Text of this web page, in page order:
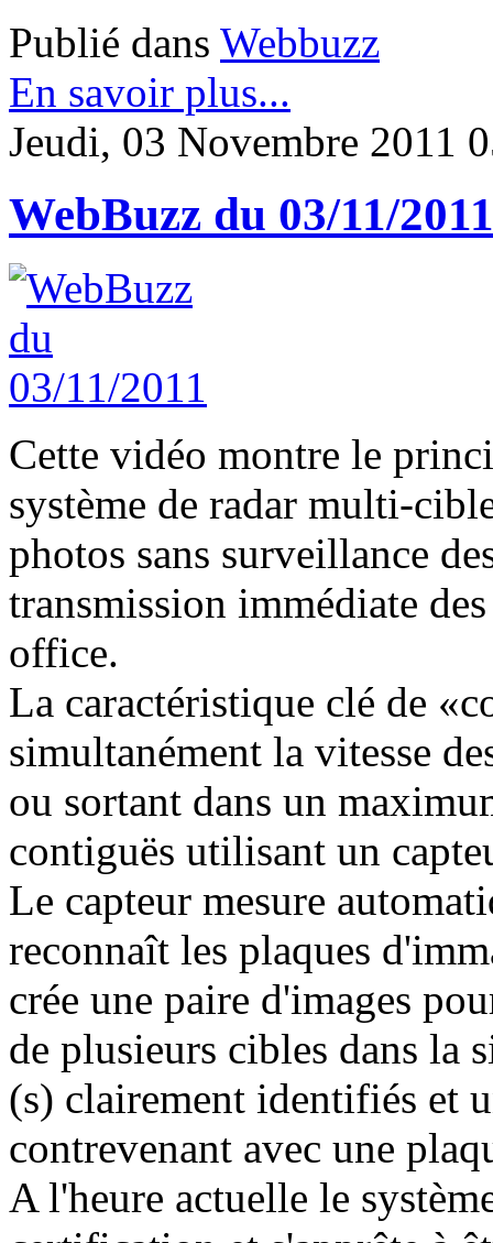
Publié dans Webbuzz
En savoir plus...
Jeudi, 03 Novembre 2011
WebBuzz du 03/11/2011
Cette vidéo montre le
système de radar multi-
photos sans surveillance
transmission immédiate
office.
La caractéristique clé de
simultanément la vitesse
ou sortant dans un
contiguës utilisant un
Le capteur mesure
reconnaît les plaques
crée une paire d'images
de plusieurs cibles dans la
(s) clairement identifiés et
contrevenant avec une
A l'heure actuelle le